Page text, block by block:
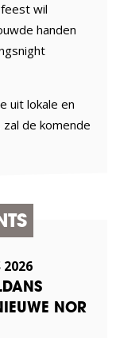
wil
handen
uit lokale en
de komende
2026
NOR